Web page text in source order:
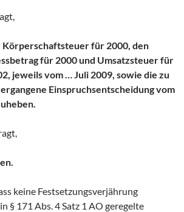
Körperschaftsteuer für 2000, den
für 2000 und Umsatzsteuer für
jeweils vom … Juli 2009, sowie die zu
Einspruchsentscheidung vom
keine Festsetzungsverjährung
§ 171 Abs. 4 Satz 1 AO geregelte